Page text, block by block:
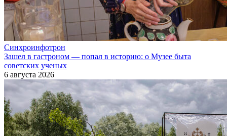
Синхроинфотрон
Зашел в гастроном — попал в историю: о Музее быта
советских ученых
6 августа 2026